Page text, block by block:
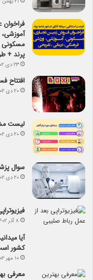
فراخوان
مسکونی
پرند +
۲۳ دی ۱۴۰۲
افتتاح
۲۰ دی ۱۴۰۲
لیست
۲۰ دی ۱۴۰۲
سوال
۲۰ دی ۱۴۰۲
۸ آذر ۱۴۰۲
آیا
کشور
۱۰ مهر ۱۴۰۲
معرفی